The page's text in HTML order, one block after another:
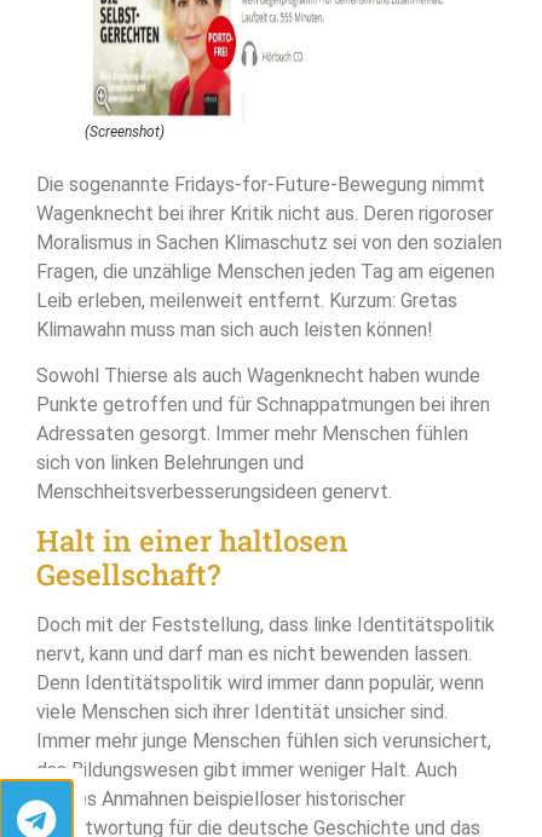
(Screenshot)
Die sogenannte Fridays-for-Future-Bewegung nimmt
Wagenknecht bei ihrer Kritik nicht aus. Deren rigoroser
Moralismus in Sachen Klimaschutz sei von den sozialen
Fragen, die unzählige Menschen jeden Tag am eigenen
Leib erleben, meilenweit entfernt. Kurzum: Gretas
Klimawahn muss man sich auch leisten können!
Sowohl Thierse als auch Wagenknecht haben wunde
Punkte getroffen und für Schnappatmungen bei ihren
Adressaten gesorgt. Immer mehr Menschen fühlen
sich von linken Belehrungen und
Menschheitsverbesserungsideen genervt.
Halt in einer haltlosen
Gesellschaft?
Doch mit der Feststellung, dass linke Identitätspolitik
nervt, kann und darf man es nicht bewenden lassen.
Denn Identitätspolitik wird immer dann populär, wenn
viele Menschen sich ihrer Identität unsicher sind.
Immer mehr junge Menschen fühlen sich verunsichert,
das Bildungswesen gibt immer weniger Halt. Auch
ewiges Anmahnen beispielloser historischer
Verantwortung für die deutsche Geschichte und das